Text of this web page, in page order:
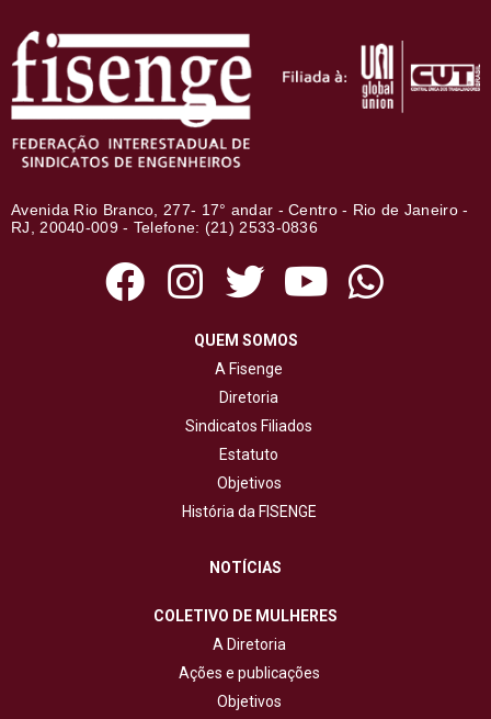
Avenida Rio Branco, 277- 17° andar - Centro - Rio de Janeiro -
RJ, 20040-009 - Telefone: (21) 2533-0836
QUEM SOMOS
A Fisenge
Diretoria
Sindicatos Filiados
Estatuto
Objetivos
História da FISENGE
NOTÍCIAS
COLETIVO DE MULHERES
A Diretoria
Ações e publicações
Objetivos